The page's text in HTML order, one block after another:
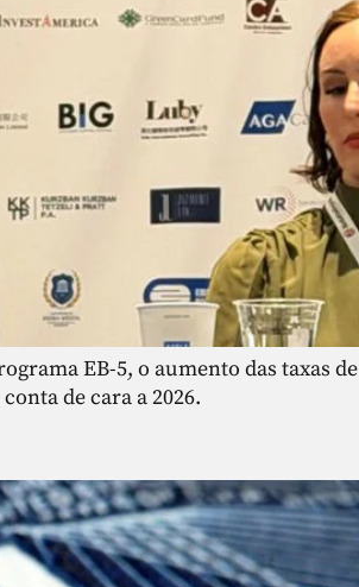
EB-5, o aumento das taxas de
de cara a 2026.